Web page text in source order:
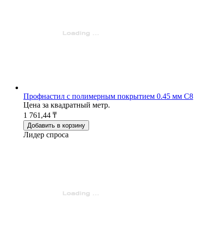
Профнастил с полимерным покрытием 0.45 мм С8
Цена за квадратный метр.
1 761,44 ₸
Добавить в корзину
Лидер спроса